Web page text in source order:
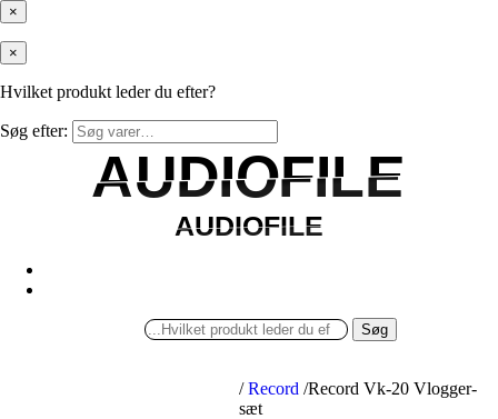
×
×
Hvilket produkt leder du efter?
Søg efter:
AUDIOFILE
AUDIOFILE
AUDIOFILE
AUDIOFILE
Søg
/ Record /Record Vk-20 Vlogger-
sæt